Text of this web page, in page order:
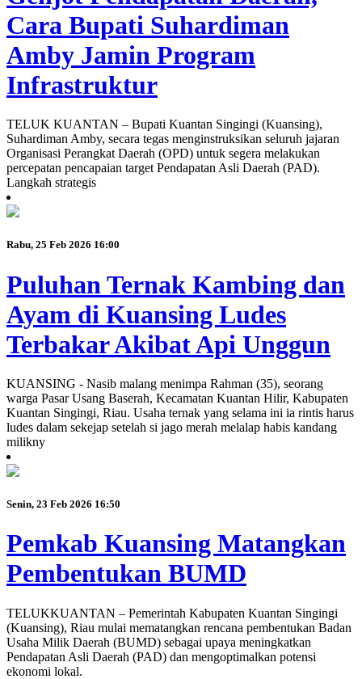
Cara Bupati Suhardiman
Amby Jamin Program
Infrastruktur
TELUK KUANTAN – Bupati Kuantan Singingi (Kuansing),
Suhardiman Amby, secara tegas menginstruksikan seluruh jajaran
Organisasi Perangkat Daerah (OPD) untuk segera melakukan
percepatan pencapaian target Pendapatan Asli Daerah (PAD).
Langkah strategis
Rabu, 25 Feb 2026 16:00
Puluhan Ternak Kambing dan
Ayam di Kuansing Ludes
Terbakar Akibat Api Unggun
KUANSING - Nasib malang menimpa Rahman (35), seorang
warga Pasar Usang Baserah, Kecamatan Kuantan Hilir, Kabupaten
Kuantan Singingi, Riau. Usaha ternak yang selama ini ia rintis harus
ludes dalam sekejap setelah si jago merah melalap habis kandang
milikny
Senin, 23 Feb 2026 16:50
Pemkab Kuansing Matangkan
Pembentukan BUMD
TELUKKUANTAN – Pemerintah Kabupaten Kuantan Singingi
(Kuansing), Riau mulai mematangkan rencana pembentukan Badan
Usaha Milik Daerah (BUMD) sebagai upaya meningkatkan
Pendapatan Asli Daerah (PAD) dan mengoptimalkan potensi
ekonomi lokal.